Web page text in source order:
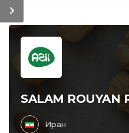
SALAM ROUYAN
Иран